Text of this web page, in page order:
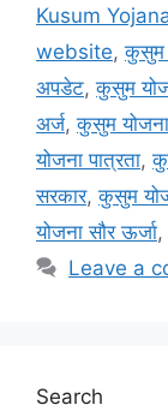
Kusum
website,कुसुम
अपडेट,कुसुम
अर्ज,कुसुम
योजना पात्रता,
सरकार,कुसुम
योजना सौर ऊर्जा,
Leave a
Search